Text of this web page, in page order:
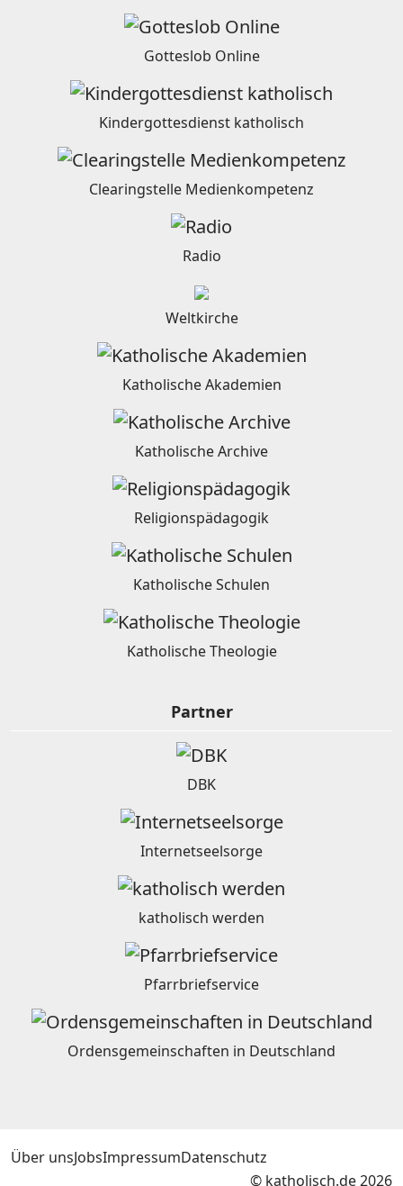
Gotteslob Online
Kindergottesdienst katholisch
Clearingstelle Medienkompetenz
Radio
Weltkirche
Katholische Akademien
Katholische Archive
Religionspädagogik
Katholische Schulen
Katholische Theologie
Partner
DBK
Internetseelsorge
katholisch werden
Pfarrbriefservice
Ordensgemeinschaften in Deutschland
Über unsJobsImpressumDatenschutz
© katholisch.de 2026